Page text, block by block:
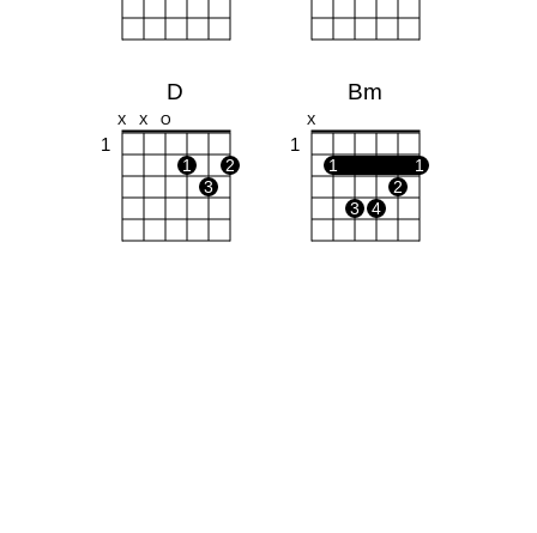
D
X X O
1
1
2
3
Bm
X
1
1
1
2
3
4